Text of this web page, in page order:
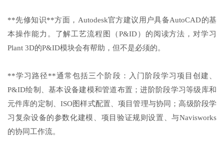
**先修知识**方面，Autodesk官方建议用户具备AutoCAD的基
本操作能力。了解工艺流程图（P&ID）的阅读方法，对学习
Plant 3D的P&ID模块会有帮助，但不是必须的。
**学习路径**通常包括三个阶段：入门阶段学习项目创建、
P&ID绘制、基本设备建模和管道布置；进阶阶段学习等级库和
元件库的定制、ISO图样式配置、项目管理与协同；高级阶段学
习复杂设备的参数化建模、项目验证规则设置、与Navisworks
的协同工作流。